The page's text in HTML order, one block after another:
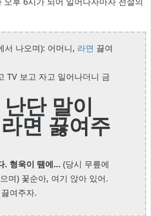
서 나오며): 어머니, 라면 끓여
TV 보고 자고 일어나더니 금
단 말이
면 끓여주
. 형욱이 땜에...(당시 무릎에
며) 꽃순아, 여기 앉아 있어.
여주자.